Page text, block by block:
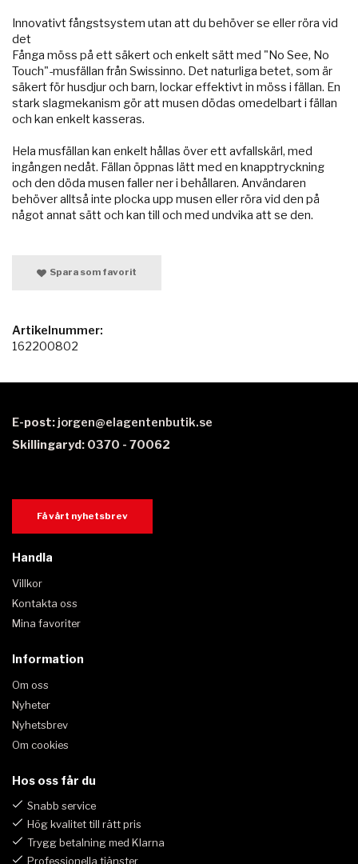
Innovativt fångstsystem utan att du behöver se eller röra vid
det
Fånga möss på ett säkert och enkelt sätt med "No See, No
Touch"-musfällan från Swissinno. Det naturliga betet, som är
säkert för husdjur och barn, lockar effektivt in möss i fällan. En
stark slagmekanism gör att musen dödas omedelbart i fällan
och kan enkelt kasseras.
Hela musfällan kan enkelt hållas över ett avfallskärl, med
ingången nedåt. Fällan öppnas lätt med en knapptryckning
och den döda musen faller ner i behållaren. Användaren
behöver alltså inte plocka upp musen eller röra vid den på
något annat sätt och kan till och med undvika att se den.
Spara som favorit
Artikelnummer:
162200802
E-post: jorgen@elagentenbutik.se
Skillingaryd: 0370 - 70062
Få vårt nyhetsbrev
Handla
Villkor
Kontakta oss
Mina favoriter
Information
Om oss
Nyheter
Nyhetsbrev
Om cookies
Hos oss får du
Snabb service
Hög kvalitet till rätt pris
Trygg betalning med Klarna
Professionella tjänster